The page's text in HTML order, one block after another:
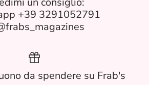
+39 3291052791
da spendere su Frab's